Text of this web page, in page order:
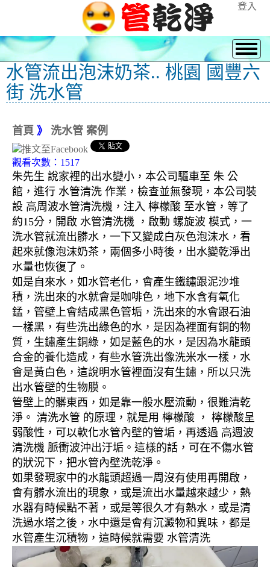
登入
水管流出泡沫奶茶.. 桃園 國豐六
街 洗水管
首頁 》 洗水管 案例
觀看次數：1517
朱先生 說家裡的出水變小，本公司驅車至 朱 公
館，進行 水管清洗 作業，檢查並無發現，本公司裝
設 高周波水管清洗機，注入 檸檬酸 至水管，等了
約15分，開啟 水管清洗機 ，啟動 螺旋波 模式，一
洗水管就流出髒水，一下又變成白灰色泡沫水，看
起來就像泡沫奶茶，兩個多小時後，出水變乾淨出
水量也恢復了。
如是自來水，如水管老化，會產生鐵鏽跟泥沙堆
積，洗出來的水就會是咖啡色，地下水含有氧化
錳，管壁上會結成黑色管垢，洗出來的水會跟石油
一樣黑，有些洗出綠色的水，是因為裡面有銅的物
質，生鏽產生銅綠，如是藍色的水，是因為水龍頭
合金的養化造成，有些水管洗出像洗米水一樣，水
會是黃白色，這說明水管裡面沒有生鏽，所以只洗
出水管壁的生物膜。
管壁上的髒東西，如是靠一般水壓流動，很難清乾
淨。 清洗水管 的原理，就是用 檸檬酸 ， 檸檬酸呈
弱酸性，可以軟化水管內壁的管垢，再透過 高週波
清洗機 脈衝波沖出汙垢。這樣的話，可在不傷水管
的狀況下，把水管內壁洗乾淨。
如果發現家中的水龍頭超過一周沒有使用再開啟，
會有髒水流出的現象，或是流出水量越來越少，熱
水器有時候點不著，或是等很久才有熱水，或是清
洗過水塔之後，水中還是會有沉澱物和異味，都是
水管產生沉積物，這時候就需要 水管清洗